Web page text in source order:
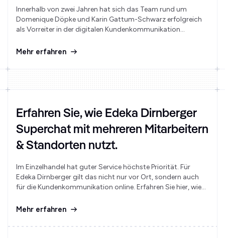
Innerhalb von zwei Jahren hat sich das Team rund um
Domenique Döpke und Karin Gattum-Schwarz erfolgreich
als Vorreiter in der digitalen Kundenkommunikation
Mehr erfahren
Erfahren Sie, wie Edeka Dirnberger
Superchat mit mehreren Mitarbeitern
& Standorten nutzt.
Im Einzelhandel hat guter Service höchste Priorität. Für
Edeka Dirnberger gilt das nicht nur vor Ort, sondern auch
für die Kundenkommunikation online. Erfahren Sie hier, wie
Mehr erfahren